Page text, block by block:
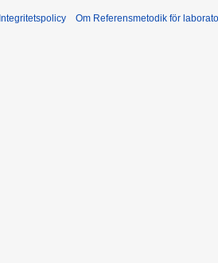
Integritetspolicy Om Referensmetodik för